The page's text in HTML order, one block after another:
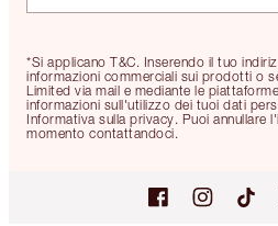
*Si applicano T&C. Inserendo il tuo
informazioni commerciali sui prodotti o
Limited via mail e mediante le
informazioni sull'utilizzo dei tuoi dati
Informativa sulla privacy. Puoi annullare
momento contattandoci.